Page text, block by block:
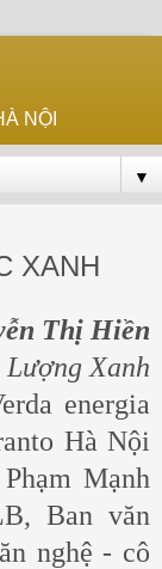
NỘI
▼
XANH
Thị Hiền
Xanh
energia
Hà Nội
Mạnh
Ban văn
nghệ - cô